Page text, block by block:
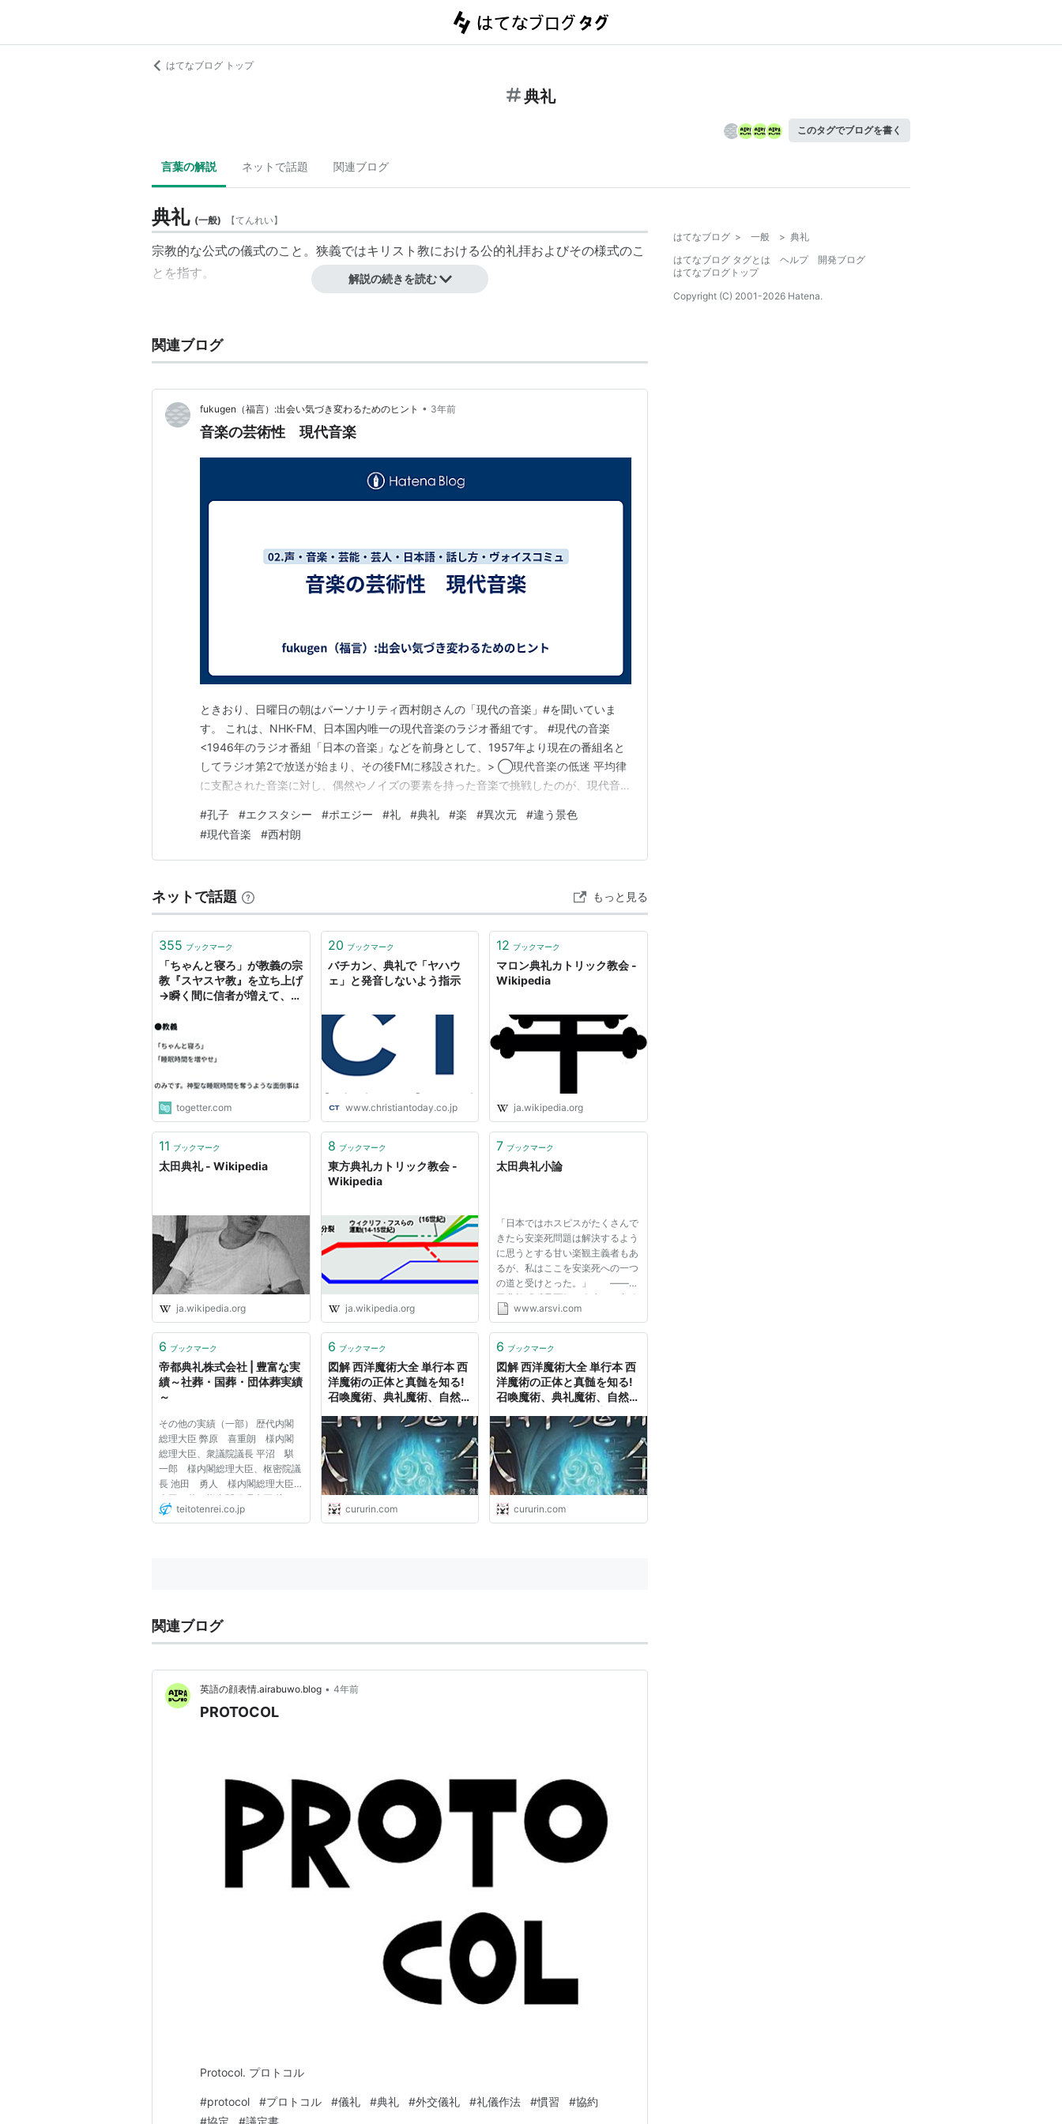
はてなブログ トップ
典礼
このタグでブログを書く
言葉の解説 ネットで話題 関連ブログ
典礼 (一般) 【てんれい】
宗教的な公式の儀式のこと。狭義ではキリスト教における公的礼拝およびその様式のこ
とを指す。
解説の続きを読む
関連ブログ
fukugen（福言）:出会い気づき変わるためのヒント • 3年前
音楽の芸術性 現代音楽
ときおり、日曜日の朝はパーソナリティ西村朗さんの「現代の音楽」#を聞いていま
す。 これは、NHK-FM、日本国内唯一の現代音楽のラジオ番組です。 #現代の音楽
<1946年のラジオ番組「日本の音楽」などを前身として、1957年より現在の番組名と
してラジオ第2で放送が始まり、その後FMに移設された。> ◯現代音楽の低迷 平均律
に支配された音楽に対し、偶然やノイズの要素を持った音楽で挑戦したのが、現代音楽
は、アンチとして現れたので、その元を知らなくては、当然のことです。 絵画などは
ともかく、音楽については、現代芸術として、な…
#孔子 #エクスタシー #ポエジー #礼 #典礼 #楽 #異次元 #違う景色
#現代音楽 #西村朗
ネットで話題 もっと見る
355 ブックマーク
「ちゃんと寝ろ」が教義の宗
教『スヤスヤ教』を立ち上げ
→瞬く間に信者が増えて、教
所の設置、経典の編纂までや
り始めた
togetter.com
20 ブックマーク
バチカン、典礼で「ヤハウ
ェ」と発音しないよう指示
www.christiantoday.co.jp
12 ブックマーク
マロン典礼カトリック教会 -
Wikipedia
ja.wikipedia.org
11 ブックマーク
太田典礼 - Wikipedia
ja.wikipedia.org
8 ブックマーク
東方典礼カトリック教会 -
Wikipedia
ja.wikipedia.org
7 ブックマーク
太田典礼小論
「日本ではホスピスがたくさんで
きたら安楽死問題は解決するよう
に思うとする甘い楽観主義者もあ
るが、私はここを安楽死への一つ
の道と受けとった。」 ――太
田典礼『反骨医師の人生』一九八
〇年 一．素描 安楽死・尊厳死に
これまで、米国オレゴン州、及び
www.arsvi.com
6 ブックマーク
帝都典礼株式会社 | 豊富な実
績～社葬・国葬・団体葬実績
～
その他の実績（一部） 歴代内閣
総理大臣 弊原 喜重朗 様内閣
総理大臣、衆議院議長 平沼 騏
一郎 様内閣総理大臣、枢密院議
長 池田 勇人 様内閣総理大臣
吉田 茂 様内閣総理大臣 片
山 哲 様内閣総理大臣 大平
teitotenrei.co.jp
6 ブックマーク
図解 西洋魔術大全 単行本 西
洋魔術の正体と真髄を知る!
召喚魔術、典礼魔術、自然魔
五芒星、ソロモン王、マーリ
ン 豊富な図版とイラストで
詳細に解説! | 魔術 7_Angels
cururin.com
6 ブックマーク
図解 西洋魔術大全 単行本 西
洋魔術の正体と真髄を知る!
召喚魔術、典礼魔術、自然魔
五芒星、ソロモン王、マーリ
ン 豊富な図版とイラストで
詳細に解説! | 魔術
Seven_Angels
cururin.com
関連ブログ
英語の顔表情.airabuwo.blog • 4年前
PROTOCOL
Protocol. プロトコル
#protocol #プロトコル #儀礼 #典礼 #外交儀礼 #礼儀作法 #慣習 #協約
#協定 #議定書
はてなブログ > 一般 > 典礼
はてなブログ タグとは
ヘルプ
開発ブログ
はてなブログトップ
Copyright (C) 2001-2026 Hatena.